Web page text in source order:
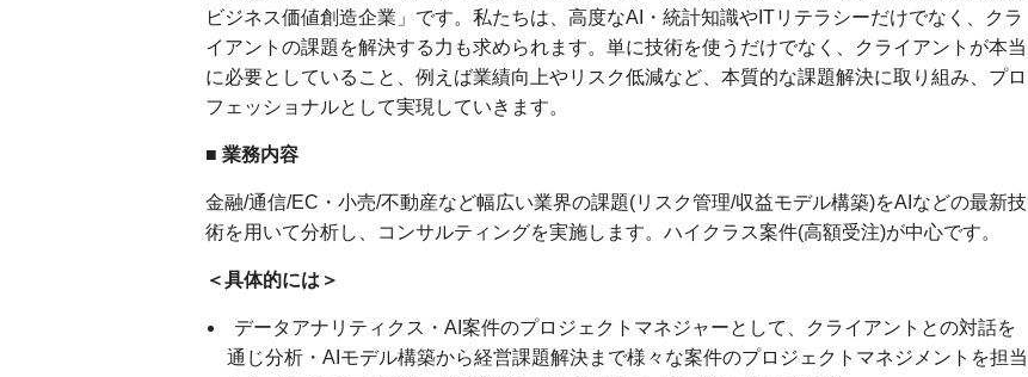
ビジネス価値創造企業」です。私たちは、高度なAI・統計知識やITリテラシーだけでなく、クラ
イアントの課題を解決する力も求められます。単に技術を使うだけでなく、クライアントが本当
に必要としていること、例えば業績向上やリスク低減など、本質的な課題解決に取り組み、プロ
フェッショナルとして実現していきます。
■ 業務内容
金融/通信/EC・小売/不動産など幅広い業界の課題(リスク管理/収益モデル構築)をAIなどの最新技
術を用いて分析し、コンサルティングを実施します。ハイクラス案件(高額受注)が中心です。
＜具体的には＞
データアナリティクス・AI案件のプロジェクトマネジャーとして、クライアントとの対話を
通じ分析・AIモデル構築から経営課題解決まで様々な案件のプロジェクトマネジメントを担当